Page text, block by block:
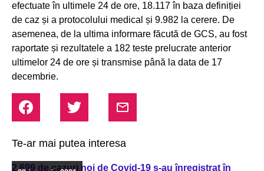
efectuate în ultimele 24 de ore, 18.117 în baza definiției
de caz și a protocolului medical și 9.982 la cerere. De
asemenea, de la ultima informare făcută de GCS, au fost
raportate și rezultatele a 182 teste prelucrate anterior
ultimelor 24 de ore și transmise până la data de 17
decembrie.
Te-ar mai putea interesa
2.699 de cazuri noi de Covid-19 s-au înregistrat în